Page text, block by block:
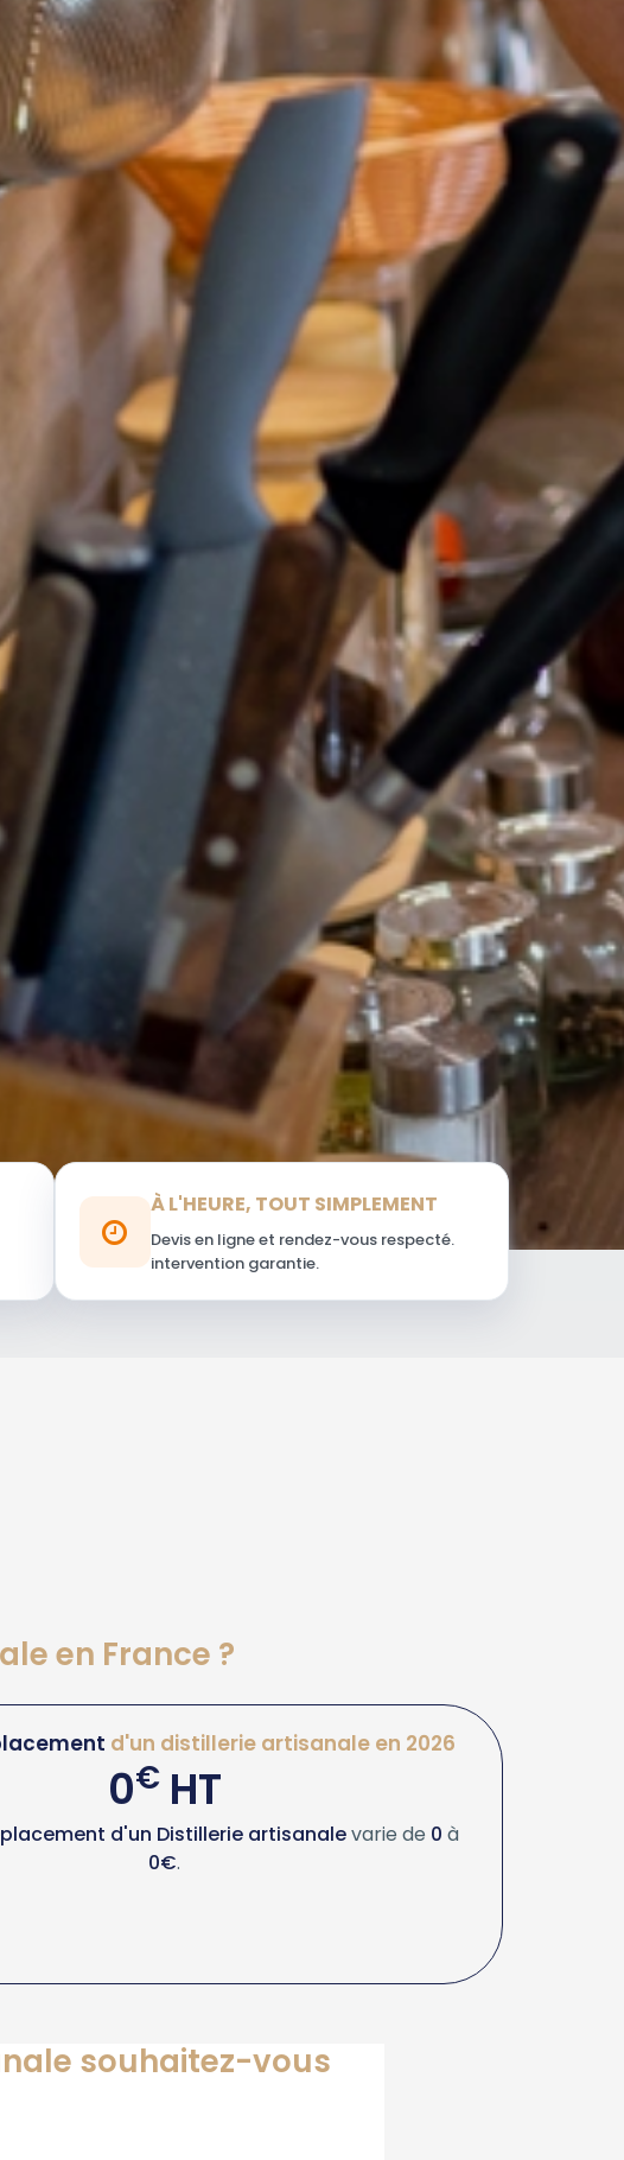
À L'HEURE, TOUT SIMPLEMENT
Devis en ligne et rendez-vous respecté.
intervention garantie.
en France ?
d'un distillerie artisanale en 2026
0€HT
d'un Distillerie artisanalevarie de 0 à
0€.
souhaitez-vous